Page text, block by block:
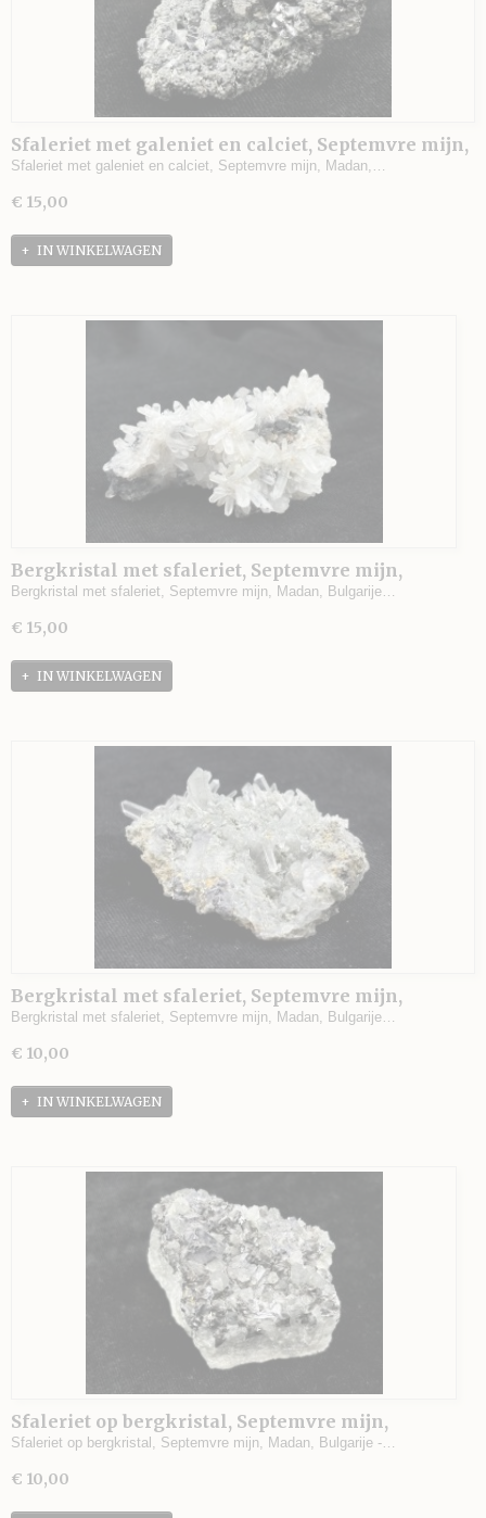
Sfaleriet met galeniet en calciet, Septemvre mijn,
Madan, Bulgarije - 79 gram - 6 x 5 x 2,5 cm.
Sfaleriet met galeniet en calciet, Septemvre mijn, Madan,…
€ 15,00
IN WINKELWAGEN
Bergkristal met sfaleriet, Septemvre mijn,
Madan, Bulgarije - 100 gram - 7 x 5,5 x 3 cm.
Bergkristal met sfaleriet, Septemvre mijn, Madan, Bulgarije…
€ 15,00
IN WINKELWAGEN
Bergkristal met sfaleriet, Septemvre mijn,
Madan, Bulgarije - 82 gram - 7,5 x 6 x 3 cm.
Bergkristal met sfaleriet, Septemvre mijn, Madan, Bulgarije…
€ 10,00
IN WINKELWAGEN
Sfaleriet op bergkristal, Septemvre mijn,
Madan, Bulgarije - 124 gram - 6 x 4 x 3,5 cm.
Sfaleriet op bergkristal, Septemvre mijn, Madan, Bulgarije -…
€ 10,00